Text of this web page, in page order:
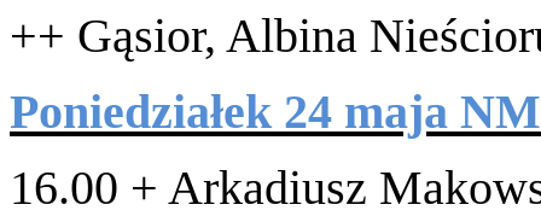
++ Gąsior, Albina
Poniedzi­ałek 24 maja
16.00 + Arka­diusz